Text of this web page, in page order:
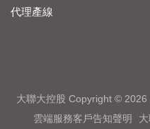
代理產線
大聯大控股 Copyright © 2026
雲端服務客戶告知聲明